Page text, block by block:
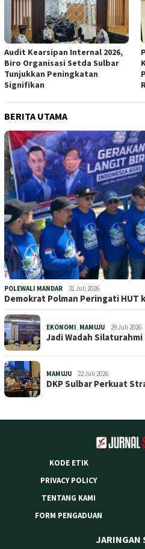
Audit Kearsipan Internal 2026,
Biro Organisasi Setda Sulbar
Tunjukkan Peningkatan
Signifikan
BERITA UTAMA
POLEWALI MANDAR 31 Juli 2026
Demokrat Polman Peringati HUT
EKONOMI MAMUJU 29 Juli 2026
Jadi Wadah
MAMUJU 22 Juli 2026
DKP Sulbar Perkuat
KODE ETIK
PRIVACY POLICY
TENTANG KAMI
FORM PENGADUAN
JARINGAN